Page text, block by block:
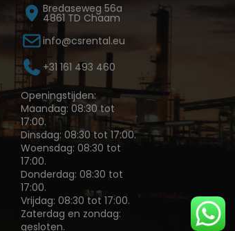
Bredaseweg 56a
4861 TD Chaam
info@csrental.eu
+31 161 493 460
Openingstijden:
Maandag: 08:30 tot
17:00.
Dinsdag: 08:30 tot 17:00.
Woensdag: 08:30 tot
17:00.
Donderdag: 08:30 tot
17:00.
Vrijdag: 08:30 tot 17:00.
Zaterdag en zondag:
gesloten.